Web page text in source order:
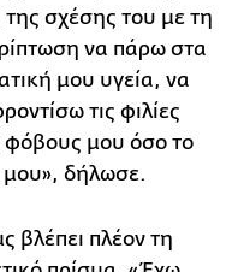
της σχέσης του με τη
να πάρω στα
μου υγεία, να
τις φιλίες
φόβους μου όσο το
δήλωσε.
βλέπει πλέον τη